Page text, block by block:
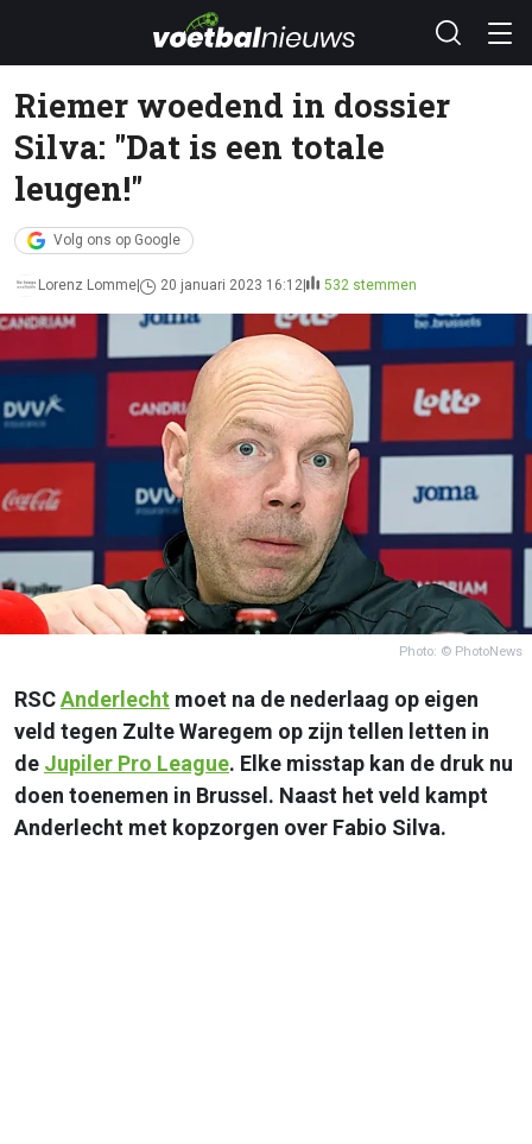
Riemer woedend in dossier
Silva: "Dat is een totale
leugen!"
Volg ons op Google
Lorenz Lomme 20 januari 2023 16:12 532 stemmen
Photo: © PhotoNews
RSCAnderlecht moet na de nederlaag op eigen
veld tegen Zulte Waregem op zijn tellen letten in
de Jupiler Pro League. Elke misstap kan de druk nu
doen toenemen in Brussel. Naast het veld kampt
Anderlecht met kopzorgen over Fabio Silva.